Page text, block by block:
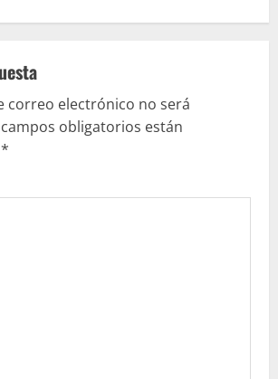
correo electrónico no será
obligatorios están
*